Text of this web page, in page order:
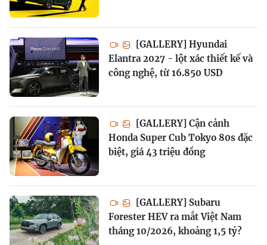
[GALLERY] Hyundai
Elantra 2027 - lột xác thiết kế và
công nghệ, từ 16.850 USD
[GALLERY] Cận cảnh
Honda Super Cub Tokyo 80s đặc
biệt, giá 43 triệu đồng
[GALLERY] Subaru
Forester HEV ra mắt Việt Nam
tháng 10/2026, khoảng 1,5 tỷ?